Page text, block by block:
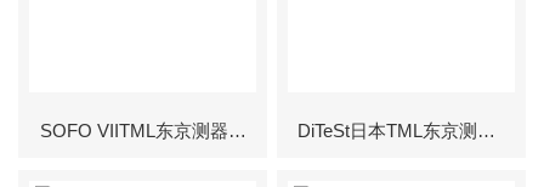
SOFO VIITML东京测器读数仪光纤信号解调仪 DiTeSt日本TML东京测器读数仪/江西欣罡科技供应